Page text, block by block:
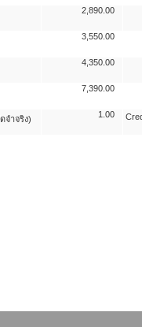
2,890.00
3,550.00
4,350.00
7,390.00
จำจริง) 1.00